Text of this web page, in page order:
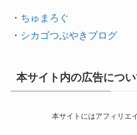
・ ちゅまろぐ
・ シカゴつぶやきブログ
本サイト内の広告につ
本サイトにはアフィリエ